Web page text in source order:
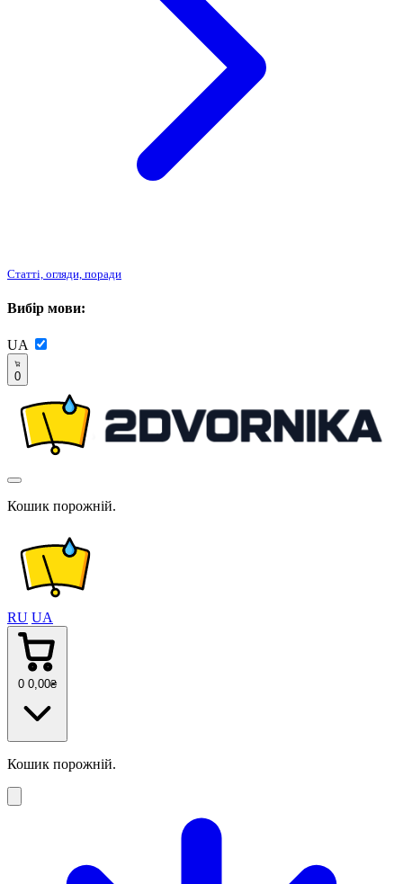
Статті, огляди, поради
Вибір мови:
UA
0
Кошик порожній.
RU UA
0 0 ,00₴
Кошик порожній.